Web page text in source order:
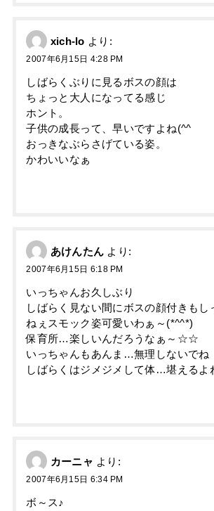
xich-lo より:
2007年6月15日 4:28 PM
しばらくぶりに見るボスの顔は
ちょっと大人になってる感じ
ホント。
子供の成長って、早いですよね(^^ゞ
おっきなぶらさげている姿。
かわいいなぁ
あけんたん より:
2007年6月15日 6:18 PM
いっちゃんお久しぶり
しばらく見ない間にボスの顔付きもし
ねぇスモック姿可愛いわぁ～(*^^*)
保育所…楽しいんだろうなぁ～☆☆
いっちゃんもあんま…無理しないでね
しばらくはジメジメして体…堪えるよ
カーニャ より:
2007年6月15日 6:34 PM
ボ～ス♪